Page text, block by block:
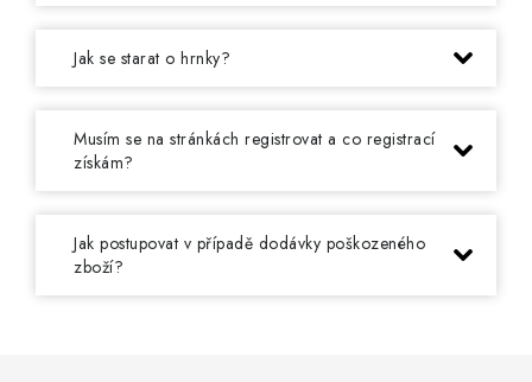
Zásady zpracování ochrany osobních údajů
Napište nám
Jak se starat o hrnky?
Musím se na stránkách registrovat a co registrací
získám?
Jak postupovat v případě dodávky poškozeného
zboží?